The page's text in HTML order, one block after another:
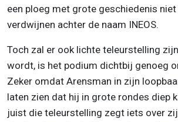
een ploeg met grote geschiedenis
verdwijnen achter de naam INEOS.
Toch zal er ook lichte teleurstelling
wordt, is het podium dichtbij genoeg
Zeker omdat Arensman in zijn
laten zien dat hij in grote rondes diep
juist die teleurstelling zegt iets over